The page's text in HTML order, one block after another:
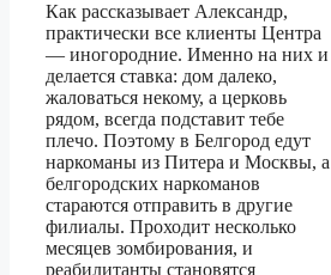
Как рассказывает Александр,
практически все клиенты Центра
— иногородние. Именно на них и
делается ставка: дом далеко,
жаловаться некому, а церковь
рядом, всегда подставит тебе
плечо. Поэтому в Белгород едут
наркоманы из Питера и Москвы, а
белгородских наркоманов
стараются отправить в другие
филиалы. Проходит несколько
месяцев зомбирования, и
реабилитанты становятся